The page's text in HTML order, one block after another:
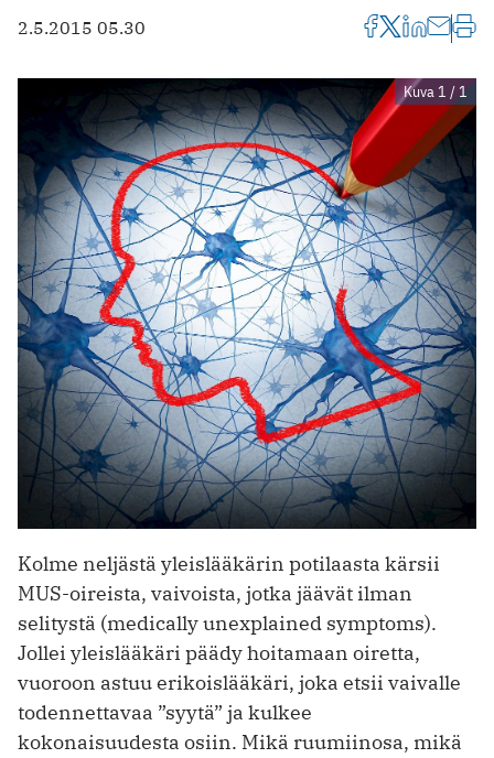
2.5.2015 05.30
Kuva 1 / 1
Kolme neljästä yleislääkärin potilaasta kärsii
MUS-oireista, vaivoista, jotka jäävät ilman
selitystä (medically unexplained symptoms).
Jollei yleislääkäri päädy hoitamaan oiretta,
vuoroon astuu erikoislääkäri, joka etsii vaivalle
todennettavaa ”syytä” ja kulkee
kokonaisuudesta osiin. Mikä ruumiinosa, mikä